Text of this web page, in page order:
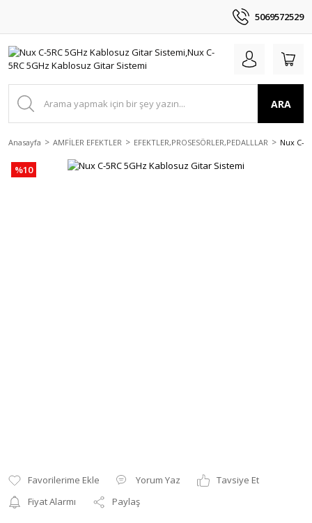
5069572529
ARA
Anasayfa AMFİLER EFEKTLER EFEKTLER,PROSESÖRLER,PEDALLLAR Nux C-
%10
Yorum Yaz
Tavsiye Et
Fiyat Alarmı
Paylaş